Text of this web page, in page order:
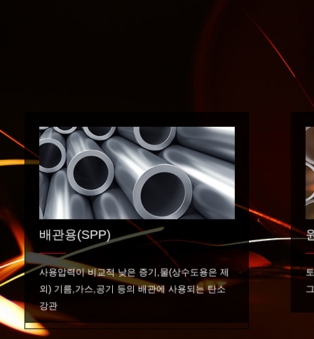
배관용(SPP)
사용압력이 비교적 낮은 증기,물(상수도용은 제
외) 기름,가스,공기 등의 배관에 사용되는 탄소
강관